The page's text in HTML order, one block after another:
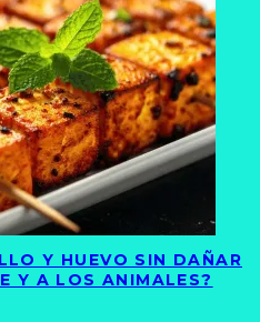
Y HUEVO SIN DAÑAR
Y A LOS ANIMALES?